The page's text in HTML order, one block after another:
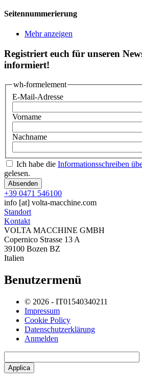
Seitennummerierung
Mehr anzeigen
Registriert euch für unseren
informiert!
wh-formelement
E-Mail-Adresse
Vorname
Nachname
Ich habe die Informationsschreiben
gelesen.
+39 0471 546100
info [at] volta-macchine.com
Standort
Kontakt
VOLTA MACCHINE GMBH
Copernico Strasse 13 A
39100 Bozen BZ
Italien
Benutzermenü
© 2026 - IT01540340211
Impressum
Cookie Policy
Datenschutzerklärung
Anmelden